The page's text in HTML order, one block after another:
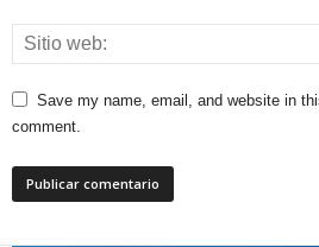
Save my name, email, and website in
comment.